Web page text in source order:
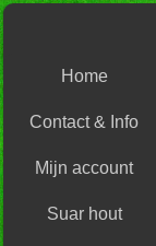
Home
Contact & Info
Mijn account
Suar hout